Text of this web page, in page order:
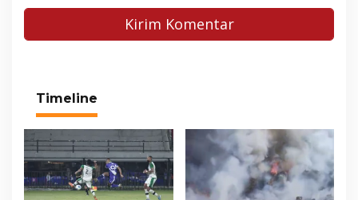
Timeline